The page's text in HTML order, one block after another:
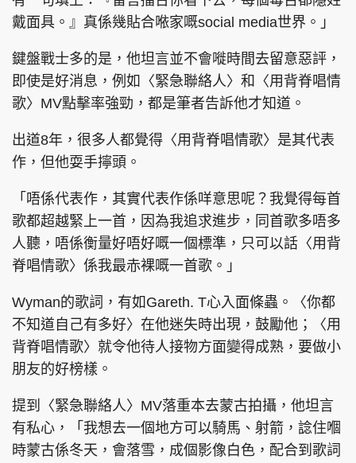
戴面具。』真係幾貼合𠵱家嘅social media世界。」
鍵盤戰士多的是，他坦言並不會嘥時間去留意惡評，
即使是好消息，例如〈緊急聯絡人〉和〈用背脊唱情
歌〉MV點擊率強勁，都是筆者告訴他才知道。
出道8年，很多人都覺得〈用背脊唱情歌〉是其代表
作，但他耍手擰頭。
「唔係代表作，其實代表作係咩意思呢？我覺得每首
歌都超越緊上一首，因為我追求進步，同首歌多唔多
人聽，唔係衡量好唔好嘅一個標準，只可以話〈用背
脊唱情歌〉係我最赤裸嘅一首歌。」
Wyman的歌詞，有如Gareth. T心入面條蟲。〈你都
不知道自己有多好〉在他迷失時出現，鼓勵他；〈用
背脊唱情歌〉就令他待人接物方面變得成熟，要做小
朋友的好榜樣。
提到〈緊急聯絡人〉MV落重本去蒙古拍攝，他坦言
有私心，「我想去一個地方可以騎馬、射箭，諗住嗰
時蒙古係冬天，會落雪，成個影像白色，配合到歌詞